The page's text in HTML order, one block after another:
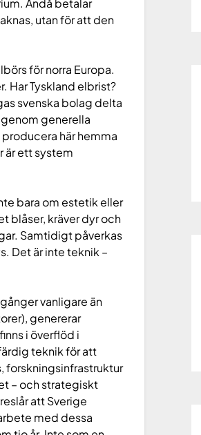
utan för att den
för norra Europa.
Har Tyskland elbrist?
svenska bolag delta
genom generella
här hemma
är ett system
bara om estetik eller
blåser, kräver dyr och
Samtidigt påverkas
Det är inte teknik –
vanligare än
genererar
i överflöd i
teknik för att
forskningsinfrastruktur
– och strategiskt
att Sverige
med dessa